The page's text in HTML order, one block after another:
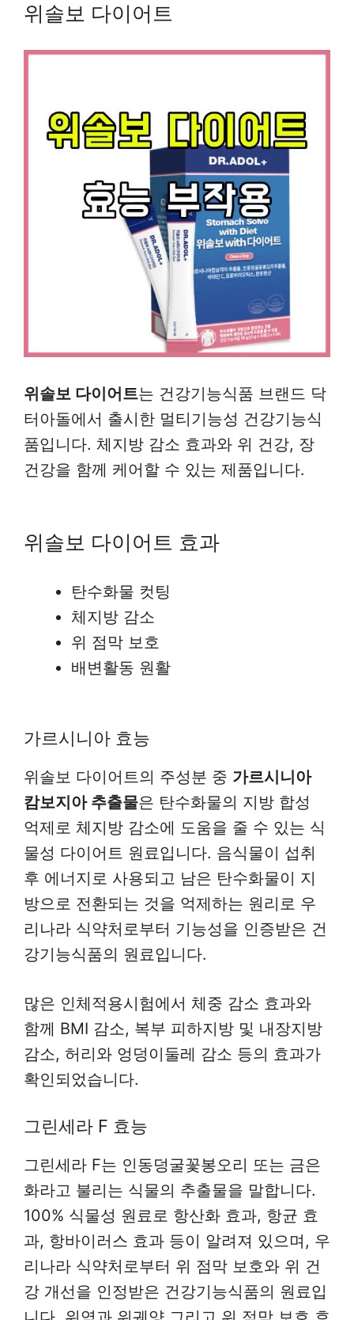
위솔보 다이어트
위솔보 다이어트는 건강기능식품 브랜드 닥
터아돌에서 출시한 멀티기능성 건강기능식
품입니다. 체지방 감소 효과와 위 건강, 장
건강을 함께 케어할 수 있는 제품입니다.
위솔보 다이어트 효과
탄수화물 컷팅
체지방 감소
위 점막 보호
배변활동 원활
가르시니아 효능
위솔보 다이어트의 주성분 중 가르시니아
캄보지아 추출물은 탄수화물의 지방 합성
억제로 체지방 감소에 도움을 줄 수 있는 식
물성 다이어트 원료입니다. 음식물이 섭취
후 에너지로 사용되고 남은 탄수화물이 지
방으로 전환되는 것을 억제하는 원리로 우
리나라 식약처로부터 기능성을 인증받은 건
강기능식품의 원료입니다.
많은 인체적용시험에서 체중 감소 효과와
함께 BMI 감소, 복부 피하지방 및 내장지방
감소, 허리와 엉덩이둘레 감소 등의 효과가
확인되었습니다.
그린세라 F 효능
그린세라 F는 인동덩굴꽃봉오리 또는 금은
화라고 불리는 식물의 추출물을 말합니다.
100% 식물성 원료로 항산화 효과, 항균 효
과, 항바이러스 효과 등이 알려져 있으며, 우
리나라 식약처로부터 위 점막 보호와 위 건
강 개선을 인정받은 건강기능식품의 원료입